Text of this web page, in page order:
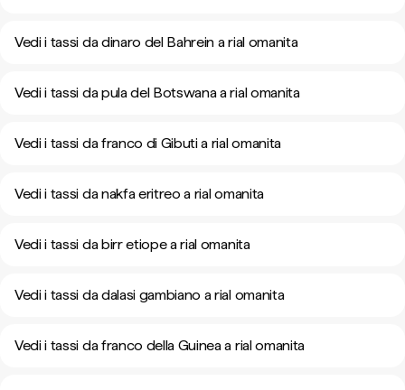
Vedi i tassi da dinaro del Bahrein a rial omanita
Vedi i tassi da pula del Botswana a rial omanita
Vedi i tassi da franco di Gibuti a rial omanita
Vedi i tassi da nakfa eritreo a rial omanita
Vedi i tassi da birr etiope a rial omanita
Vedi i tassi da dalasi gambiano a rial omanita
Vedi i tassi da franco della Guinea a rial omanita